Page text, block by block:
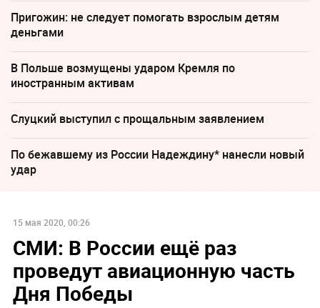
Пригожин: не следует помогать взрослым детям
деньгами
В Польше возмущены ударом Кремля по
иностранным активам
Слуцкий выступил с прощальным заявлением
По бежавшему из России Надеждину* нанесли новый
удар
15 мая 2020, 00:26
СМИ: В России ещё раз
проведут авиационную часть
Дня Победы